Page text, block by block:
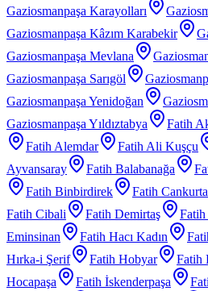
Gaziosmanpaşa Karayolları
Gaziosmanpaşa Kâzım Karabekir
Gaziosmanpaşa Mevlana
Gaziosmanpaşa Sarıgöl
Gaziosmanpaşa Yenidoğan
Gaziosmanpaşa Yıldıztabya
Fatih
Fatih Alemdar
Fatih Ali Kuşçu
Ayvansaray
Fatih Balabanağa
Fatih Binbirdirek
Fatih
Fatih Cibali
Fatih Demirtaş
Eminsinan
Fatih Hacı Kadın
Hırka-i Şerif
Fatih Hobyar Fatih
Hocapaşa
Fatih İskenderpaşa